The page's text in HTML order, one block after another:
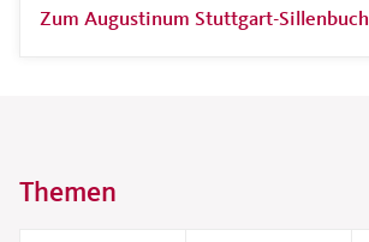
Zum Augustinum Stuttgart-Sillenbuch
Themen